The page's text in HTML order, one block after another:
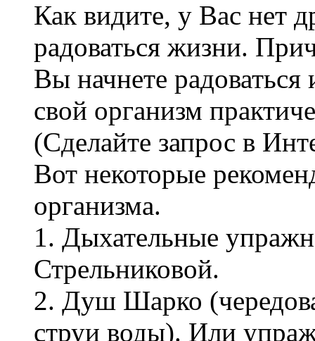
Как видите, у Вас нет
радоваться жизни.
Вы начнете
свой организм
(Сделайте запрос в
Вот некоторые
организма.
1. Дыхательные
Стрельниковой.
2. Душ Шарко
струи воды). Или